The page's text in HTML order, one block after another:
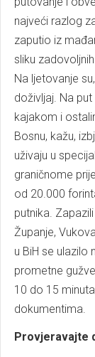
najveći razlog
zaputio iz
sliku
Na ljetovanje
doživljaj. Na
kajakom i
Bosnu, kažu,
uživaju u
graničnome
od 20.000
putnika.
Županje,
u BiH se ulazilo
prometne
10 do 15
dokumentima.
Provjeravajte